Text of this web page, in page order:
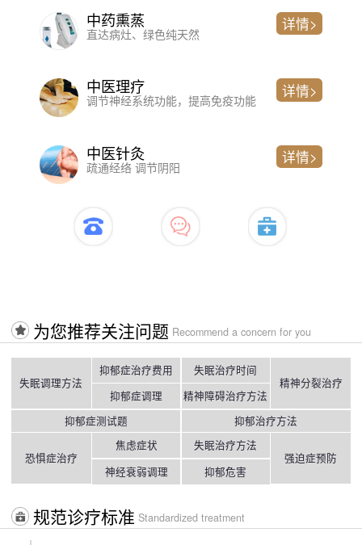
中药熏蒸
直达病灶、绿色纯天然
详情>
中医理疗
调节神经系统功能，提高免疫功能
详情>
中医针灸
疏通经络 调节阴阳
详情>
为您推荐关注问题 Recommend a concern for you
失眠调理方法
抑郁症治疗费用
抑郁症调理
失眠治疗时间
精神障碍治疗方法
精神分裂治疗
抑郁症测试题 抑郁治疗方法
恐惧症治疗
焦虑症状
神经衰弱调理
失眠治疗方法
抑郁危害
强迫症预防
规范诊疗标准 Standardized treatment